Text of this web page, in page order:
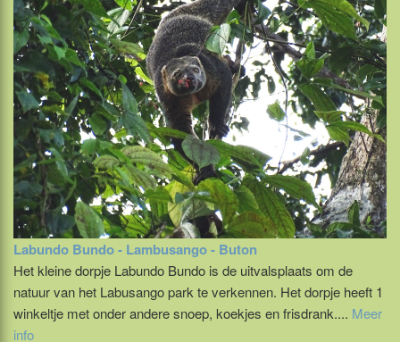
Labundo Bundo - Lambusango - Buton
Het kleine dorpje Labundo Bundo is de uitvalsplaats om de
natuur van het Labusango park te verkennen. Het dorpje heeft 1
winkeltje met onder andere snoep, koekjes en frisdrank.... Meer
info